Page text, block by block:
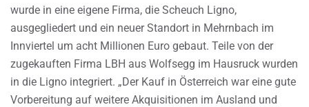
wurde in eine eigene Firma, die Scheuch Ligno,
ausgegliedert und ein neuer Standort in Mehrnbach im
Innviertel um acht Millionen Euro gebaut. Teile von der
zugekauften Firma LBH aus Wolfsegg im Hausruck wurden
in die Ligno integriert. „Der Kauf in Österreich war eine gute
Vorbereitung auf weitere Akquisitionen im Ausland und